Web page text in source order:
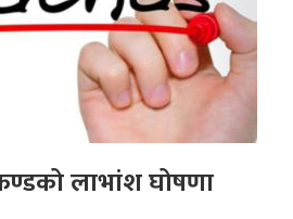
लाभांश घोषणा